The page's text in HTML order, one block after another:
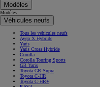
Modèles
Modèles
Véhicules neufs
Tous les véhicules neufs
Aygo X Hybride
Yaris
Yaris Cross Hybride
Corolla
Corolla Touring Sports
GR Yaris
Toyota GR Supra
Toyota C-HR
Toyota C-HR+